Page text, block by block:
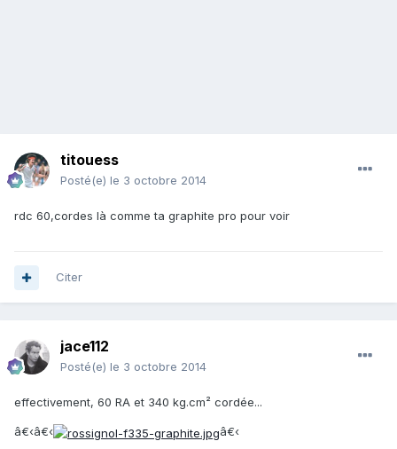
titouess
Posté(e) le 3 octobre 2014
rdc 60,cordes là comme ta graphite pro pour voir
Citer
jace112
Posté(e) le 3 octobre 2014
effectivement, 60 RA et 340 kg.cm² cordée...
â€‹â€‹ â€‹